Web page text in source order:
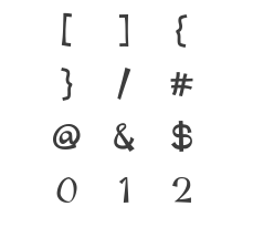
[
]
{
}
/
#
@
&
$
0
1
2